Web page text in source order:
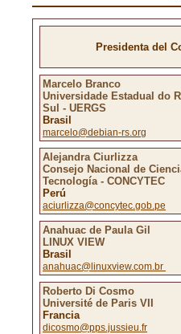
Presidenta del
Marcelo Branco
Universidade Estadual do
Sul - UERGS
Brasil
marcelo@debian-rs.org
Alejandra Ciurlizza
Consejo Nacional de
Tecnología - CONCYTEC
Perú
aciurlizza@concytec.gob.pe
Anahuac de Paula Gil
LINUX VIEW
Brasil
anahuac@linuxview.com.br
Roberto Di Cosmo
Université de Paris VII
Francia
dicosmo@pps.jussieu.fr